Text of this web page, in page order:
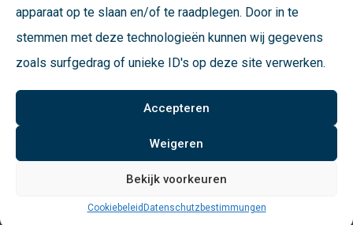
apparaat op te slaan en/of te raadplegen. Door in te
stemmen met deze technologieën kunnen wij gegevens
zoals surfgedrag of unieke ID's op deze site verwerken.
Accepteren
Weigeren
Bekijk voorkeuren
Cookiebeleid Datenschutzbestimmungen
praktisch ist die Bluetooth-Service-App, die den Techniker
vor Ort unabhängig macht. Das Warten auf den
Serviceschalter ist nicht mehr nötig. Natürlich ist diese
integriert, einer vollständig webbasierten und
zukunftssicheren Softwareplattform. Dadurch sind alle
unsere Lösungen anpassbar und einfach zu verwalten.